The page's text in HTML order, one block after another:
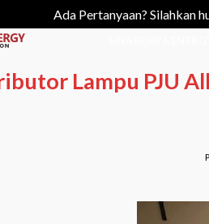
Ada Pertanyaan? Silahkan
Lampu PJU